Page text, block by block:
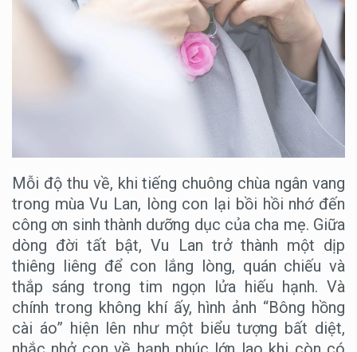
Mỗi độ thu về, khi tiếng chuông chùa ngân vang
trong mùa Vu Lan, lòng con lại bồi hồi nhớ đến
công ơn sinh thành dưỡng dục của cha mẹ. Giữa
dòng đời tất bật, Vu Lan trở thành một dịp
thiêng liêng để con lắng lòng, quán chiếu và
thắp sáng trong tim ngọn lửa hiếu hạnh. Và
chính trong không khí ấy, hình ảnh “Bông hồng
cài áo” hiện lên như một biểu tượng bất diệt,